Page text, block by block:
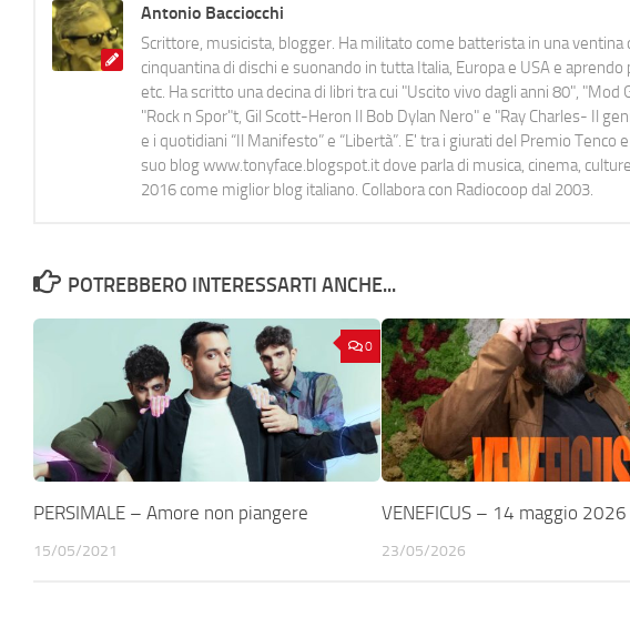
Antonio Bacciocchi
Scrittore, musicista, blogger. Ha militato come batterista in una
cinquantina di dischi e suonando in tutta Italia, Europa e USA e
etc. Ha scritto una decina di libri tra cui "Uscito vivo dagli anni 80", "Mod
"Rock n Spor"t, Gil Scott-Heron Il Bob Dylan Nero" e "Ray Charles- Il
e i quotidiani “Il Manifesto” e “Libertà”. E' tra i giurati del Premio
suo blog www.tonyface.blogspot.it dove parla di musica, cinema,
2016 come miglior blog italiano. Collabora con Radiocoop dal 2003.
POTREBBERO INTERESSARTI ANCHE...
0
PERSIMALE – Amore non piangere
15/05/2021
VENEFICUS – 14 maggio 2026
23/05/2026